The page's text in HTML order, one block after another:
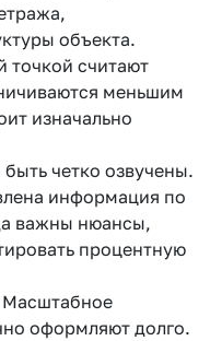
объекта.
точкой считают
меньшим
изначально
четко озвучены.
информация по
важны нюансы,
процентную
оформляют долго.